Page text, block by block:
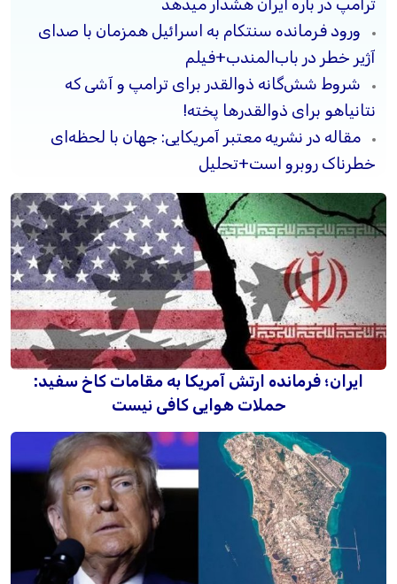
ترامپ در باره ایران هشدار میدهد
ورود فرمانده سنتکام به اسرائیل همزمان با صدای
آژیر خطر در باب‌المندب+فیلم
شروط شش‌گانه ذوالقدر برای ترامپ و آشی که
نتانیاهو برای ذوالقدرها پخته!
مقاله در نشریه معتبر آمریکایی: جهان با لحظه‌ای
خطرناک روبرو است+تحلیل
ایران؛ فرمانده ارتش آمریکا به مقامات کاخ سفید:
حملات هوایی کافی نیست